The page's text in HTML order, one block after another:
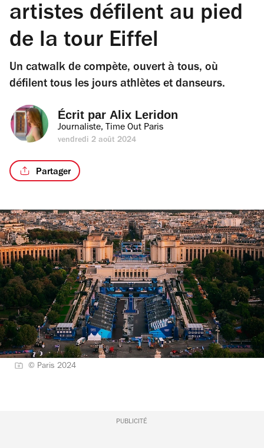
artistes défilent au pied
de la tour Eiffel
Un catwalk de compète, ouvert à tous, où
défilent tous les jours athlètes et danseurs.
Écrit par Alix Leridon
Journaliste, Time Out Paris
vendredi 2 août 2024
Partager
© Paris 2024
PUBLICITÉ